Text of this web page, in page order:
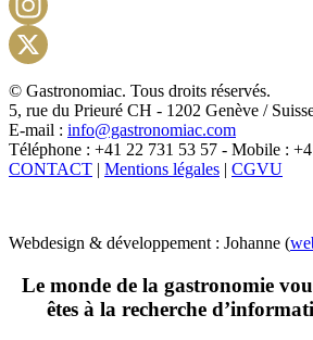
X
© Gastronomiac. Tous droits réservés.
5, rue du Prieuré CH - 1202 Genève /
E-mail : info@gastronomiac.com
Téléphone : +41 22 731 53 57 - Mobile :
CONTACT | Mentions légales | CGVU
Webdesign & développement : Johanne (
Le monde de la gastronomie
êtes à la recherche